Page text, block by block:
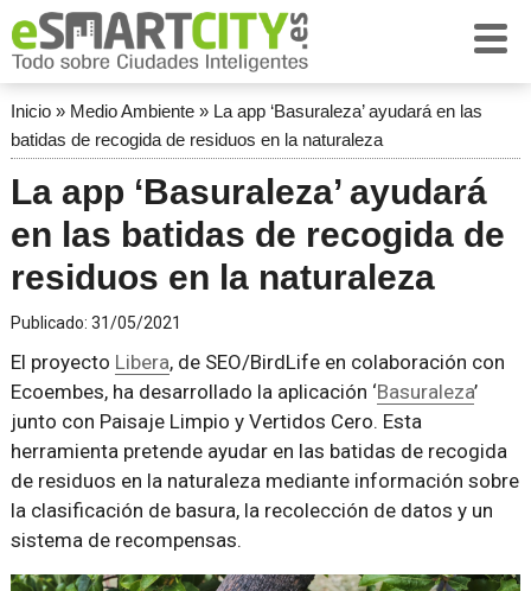
Inicio» Medio Ambiente» La app ‘Basuraleza’ ayudará en las
batidas de recogida de residuos en la naturaleza
La app ‘Basuraleza’ ayudará
en las batidas de recogida de
residuos en la naturaleza
Publicado: 31/05/2021
El proyecto Libera, de SEO/BirdLife en colaboración con
Ecoembes, ha desarrollado la aplicación ‘Basuraleza’
junto con Paisaje Limpio y Vertidos Cero. Esta
herramienta pretende ayudar en las batidas de recogida
de residuos en la naturaleza mediante información sobre
la clasificación de basura, la recolección de datos y un
sistema de recompensas.